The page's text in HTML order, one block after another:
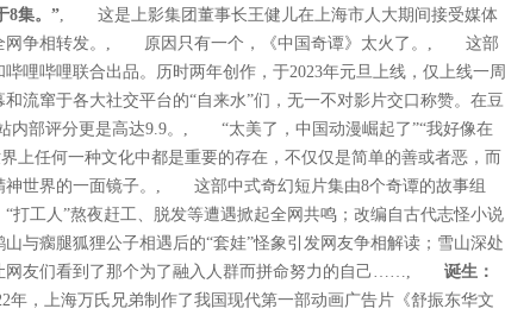
8集。”, 这是上影集团董事长王健儿在上海市人大期间接受媒体
全网争相转发。, 原因只有一个，《中国奇谭》太火了。, 这部
哩哔哩联合出品。历时两年创作，于2023年元旦上线，仅上线一周
流窜于各大社交平台的“自来水”们，无一不对影片交口称赞。在豆
内部评分更是高达9.9。, “太美了，中国动漫崛起了”“我好像在
何一种文化中都是重要的存在，不仅仅是简单的善或者恶，而
神世界的一面镜子。, 这部中式奇幻短片集由8个奇谭的故事组
打工人”熬夜赶工、脱发等遭遇掀起全网共鸣；改编自古代志怪小说
山与瘸腿狐狸公子相遇后的“套娃”怪象引发网友争相解读；雪山深处
网友们看到了那个为了融入人群而拼命努力的自己……, 诞生：
，上海万氏兄弟制作了我国现代第一部动画广告片《舒振东华文